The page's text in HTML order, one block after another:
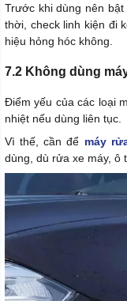
Trước khi dùng nên
thời, check linh kiện đi
hiệu hỏng hóc không.
7.2 Không dùng
Điểm yếu của các loại
nhiệt nếu dùng liên tục.
Vì thế, cần để máy
dùng, dù rửa xe máy, ô